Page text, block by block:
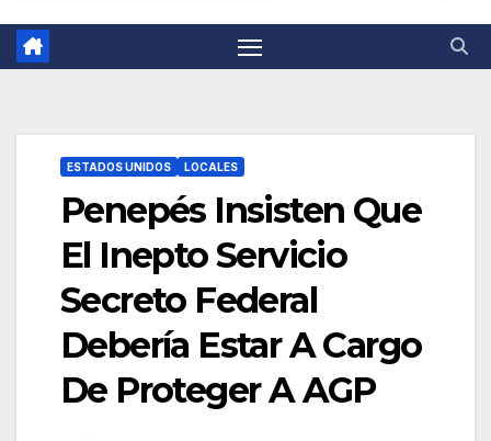
ESTADOS UNIDOS LOCALES
Penepés Insisten Que
El Inepto Servicio
Secreto Federal
Debería Estar A Cargo
De Proteger A AGP